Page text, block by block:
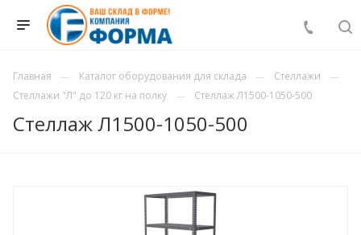
Главная Каталог оборудования для склада
Стеллажи
Стеллажи "Л" до 120 кг на полку
Стеллаж Л1500-1050-500
Стеллаж Л1500-1050-500